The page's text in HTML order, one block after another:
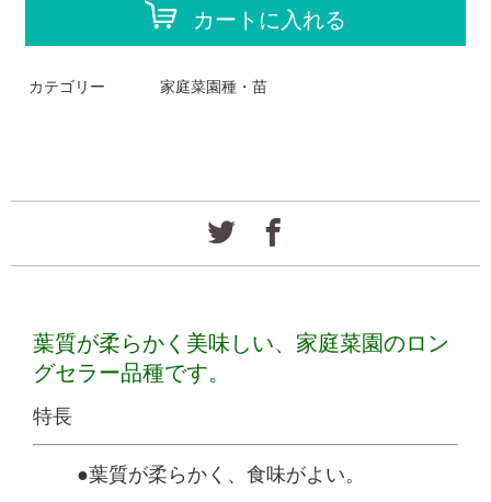
カートに入れる
カテゴリー 家庭菜園種・苗
葉質が柔らかく美味しい、家庭菜園のロン
グセラー品種です。
特長
●葉質が柔らかく、食味がよい。